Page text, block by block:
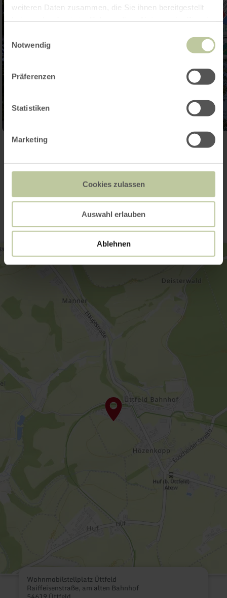
weiteren Daten zusammen, die Sie ihnen bereitgestellt
Einwilligungsauswahl
Notwendig
Präferenzen
Statistiken
Marketing
Cookies zulassen
Auswahl erlauben
Ablehnen
Contact
Wohnmobilstellplatz Üttfeld
Raiffeisenstraße, am alten Bahnhof